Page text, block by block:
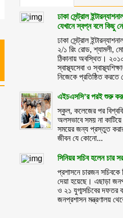
ঢাকা সেন্ট্রাল
যেখানে স্বপ্ন বলে কিছু
ঢাকা সেন্ট্রাল
২/১ রিং রোড, শ্যামলী,
ঠিকানায় অবস্থিত।
স্বাস্থ্যসেবা ও
নিজেকে প্রতিষ্ঠিত করতে
এইচএসসি’র পরই শুরু
স্কুল, কলেজের পর
অলসভাবে সময় না
সময়ের জন্য প্রস্তুত
জীবন যে কোনো...
সিনিয়র সচিব হলেন চার
প্রশাসনে চারজন সচিবকে
দেয়া হয়েছে। এছাড়া
ও ২১ যুগ্মসচিবের দফতর
জনপ্রশাসন মন্ত্রণালয়